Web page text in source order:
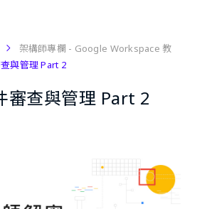
架構師專欄 - Google Workspace 教
與管理 Part 2
審查與管理 Part 2